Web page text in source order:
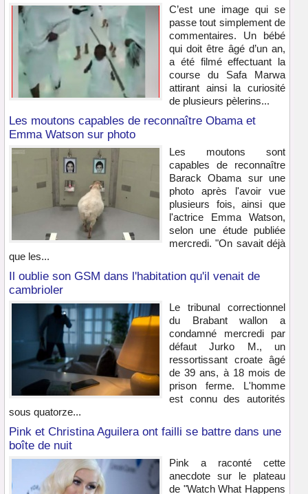
C’est une image qui se
passe tout simplement de
commentaires. Un bébé
qui doit être âgé d’un an,
a été filmé effectuant la
course du Safa Marwa
attirant ainsi la curiosité
de plusieurs pèlerins...
Les moutons capables de reconnaître Obama et
Emma Watson sur photo
Les moutons sont
capables de reconnaître
Barack Obama sur une
photo après l'avoir vue
plusieurs fois, ainsi que
l'actrice Emma Watson,
selon une étude publiée
mercredi. "On savait déjà
que les...
Il oublie son GSM dans l'habitation qu'il venait de
cambrioler
Le tribunal correctionnel
du Brabant wallon a
condamné mercredi par
défaut Jurko M., un
ressortissant croate âgé
de 39 ans, à 18 mois de
prison ferme. L'homme
est connu des autorités
sous quatorze...
Pink et Christina Aguilera ont failli se battre dans une
boîte de nuit
Pink a raconté cette
anecdote sur le plateau
de "Watch What Happens